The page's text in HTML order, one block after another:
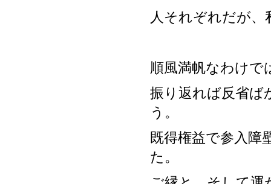
人それぞれだが、
順風満帆なわけで
振り返れば反省ば
う。
既得権益で参入障
た。